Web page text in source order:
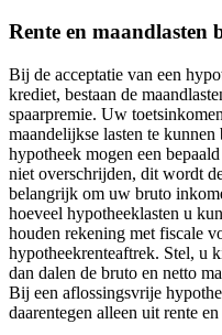
Rente en maandlasten
Bij de acceptatie van een
krediet, bestaan de
spaarpremie. Uw
maandelijkse lasten te
hypotheek mogen een
niet overschrijden, dit wordt
belangrijk om uw bruto
hoeveel hypotheeklasten u
houden rekening met fiscale
hypotheekrenteaftrek. Stel, u
dan dalen de bruto en netto
Bij een aflossingsvrije
daarentegen alleen uit rente